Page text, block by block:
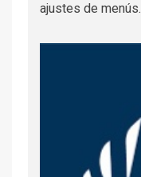
ajustes de menús.